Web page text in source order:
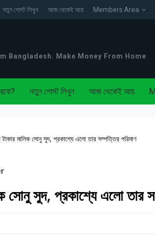
নতুন পোস্ট লিখুন আজ থেকেই আয় Members Area
Bangladesh. Make Money From Home
নতুন পোস্ট লিখুন আজ থেকেই আয়
মালিক সোনু সুদ, প্রকাশ্যে এলো তার সম্পত্তির পরিমাণ
সোনু সুদ, প্রকাশ্যে এলো তার